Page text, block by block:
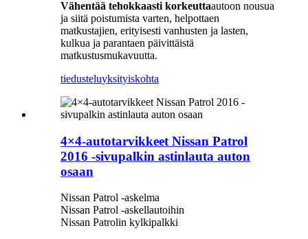
Vähentää tehokkaasti korkeuttaautoon nousua
ja siitä poistumista varten, helpottaen
matkustajien, erityisesti vanhusten ja lasten,
kulkua ja parantaen päivittäistä
matkustusmukavuutta.
tiedusteluyksityiskohta
4×4-autotarvikkeet Nissan Patrol
2016 -sivupalkin astinlauta auton
osaan
Nissan Patrol -askelma
Nissan Patrol -askellautoihin
Nissan Patrolin kylkipalkki